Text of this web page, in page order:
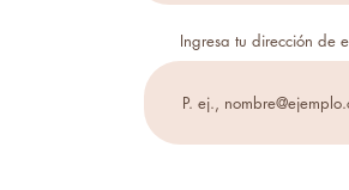
Ingresa tu dirección de